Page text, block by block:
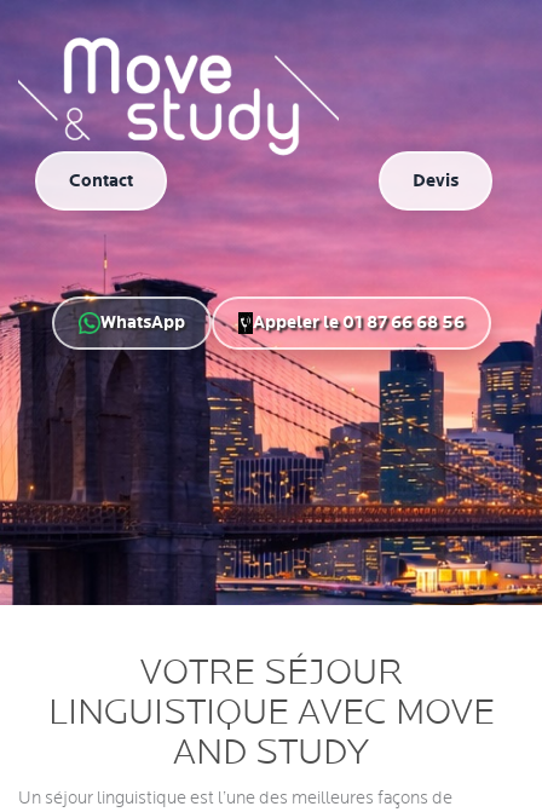
Contact Devis
WhatsApp Appeler le 01 87 66 68 56
VOTRE SÉJOUR
LINGUISTIQUE AVEC MOVE
AND STUDY
Un séjour linguistique est l’une des meilleures façons de